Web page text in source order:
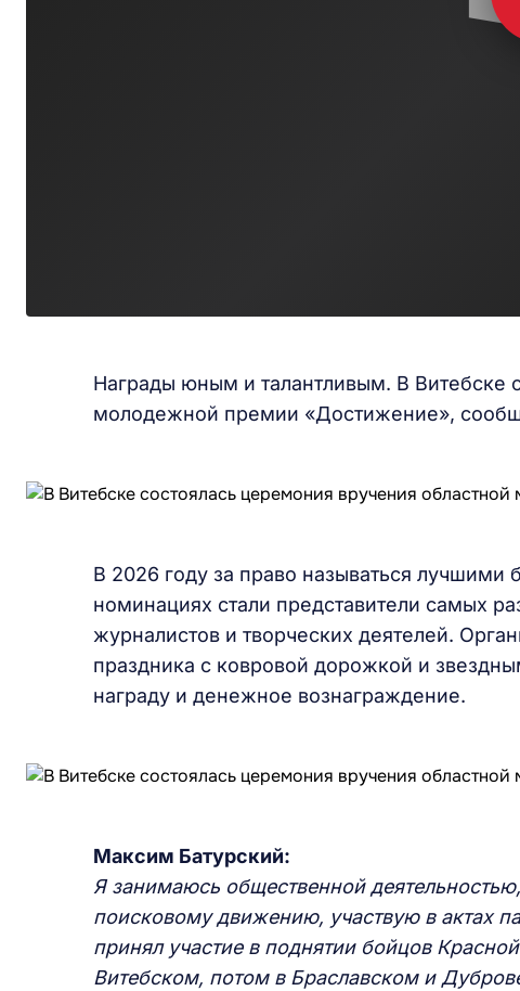
Награды юным и талантливым. В Витебске
молодежной премии «Достижение»,
В 2026 году за право называться лучшими
номинациях стали представители самых
журналистов и творческих деятелей.
праздника с ковровой дорожкой и
награду и денежное вознаграждение.
Максим Батурский:
Я занимаюсь общественной
поисковому движению, участвую в актах
принял участие в поднятии бойцов
Витебском, потом в Браславском и